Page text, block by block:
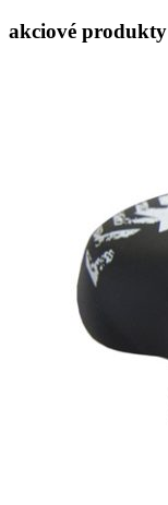
akciové produkty